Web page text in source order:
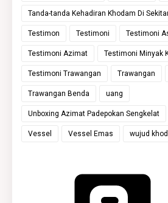
Tanda-tanda Kehadiran Khodam Di
Testimon Testimoni Testimoni
Testimoni Azimat Testimoni Minyak
Testimoni Trawangan Trawangan
Trawangan Benda uang
Unboxing Azimat Padepokan Sengkelat
Vessel Vessel Emas wujud